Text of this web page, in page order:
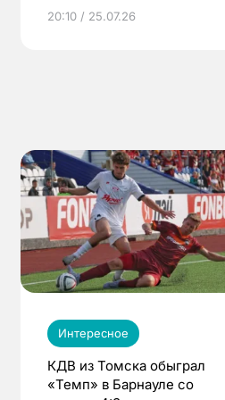
20:10 / 25.07.26
Интересное
КДВ из Томска обыграл
«Темп» в Барнауле со